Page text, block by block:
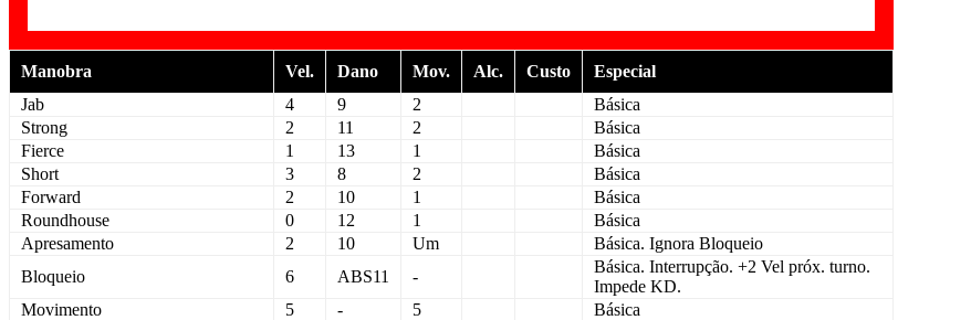
Manobra Vel. Dano Mov. Alc. Custo
Especial
Jab
4 9 2
Básica
Strong
2 11 2
Básica
Fierce
1 13 1
Básica
Short
3 8 2
Básica
Forward
2 10 1
Básica
Roundhouse
0 12 1
Básica
Apresamento
2 10 Um Básica. Ignora Bloqueio
Bloqueio
6 ABS11 -
Básica. Interrupção. +2 Vel próx. turno.
Impede KD.
Movimento
5 - 5 Básica